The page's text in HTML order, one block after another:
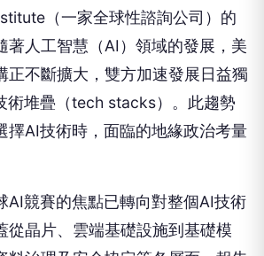
（一家全球性諮詢公司）的
著人工智慧（AI）領域的發展，美
正不斷擴大，雙方加速發展日益獨
術堆疊（tech stacks）。此趨勢
擇AI技術時，面臨的地緣政治考量
AI競賽的焦點已轉向對整個AI技術
從晶片、雲端基礎設施到基礎模